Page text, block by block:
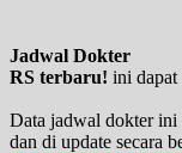
Jadwal Dokter
RS terbaru! ini dapat
Data jadwal dokter ini
dan di update secara